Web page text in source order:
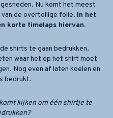
Nu komt het meest
de overtollige folie. In het
korte timelaps hiervan.
shirts te gaan bedrukken.
waar het op het shirt moet
Nog even af laten koelen en
bedrukt.
kijken om één shirtje te